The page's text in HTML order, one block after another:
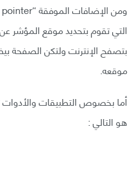
التي تقوم بتحديد موقع المؤشر
بتصفح الإنترنت ولتكن الصفحة
موقعه.
أما بخصوص التطبيقات والأدوات
هو التالي :